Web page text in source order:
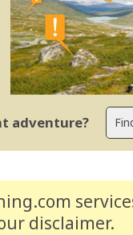
adventure?
disclaimer.